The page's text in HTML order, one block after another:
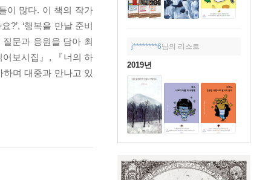
j********6님의 리스트
2019년
이 많다. 이 책의 작가
?’, ‘행복을 만날 준비
문과 응원을 담아 최
보시집』, 『너의 하
며 대중과 만나고 있